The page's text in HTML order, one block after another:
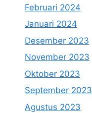
Februari 2024
Januari 2024
Desember 2023
November 2023
Oktober 2023
September 2023
Agustus 2023